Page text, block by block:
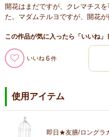
開花はまだですが、クレマチス
た。マダムテルヨですが、開花が
この作品が気に入ったら「いいね」
いいね 6
使用アイテム
即日★友膳/ロングラ